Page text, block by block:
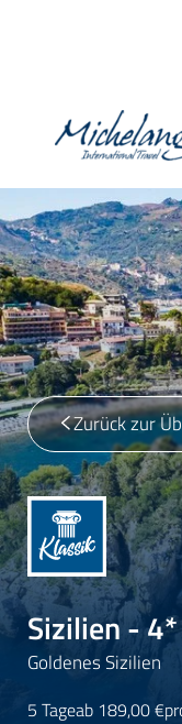
Zurück zur
Sizilien -
Goldenes Sizilien
5 Tageab 189,00 €